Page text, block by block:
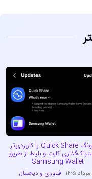
سامسونگ Quick Share را کاربردی‌تر
کارت و بلیط از طریق
Samsung Wallet
فناوری و دیجیتال